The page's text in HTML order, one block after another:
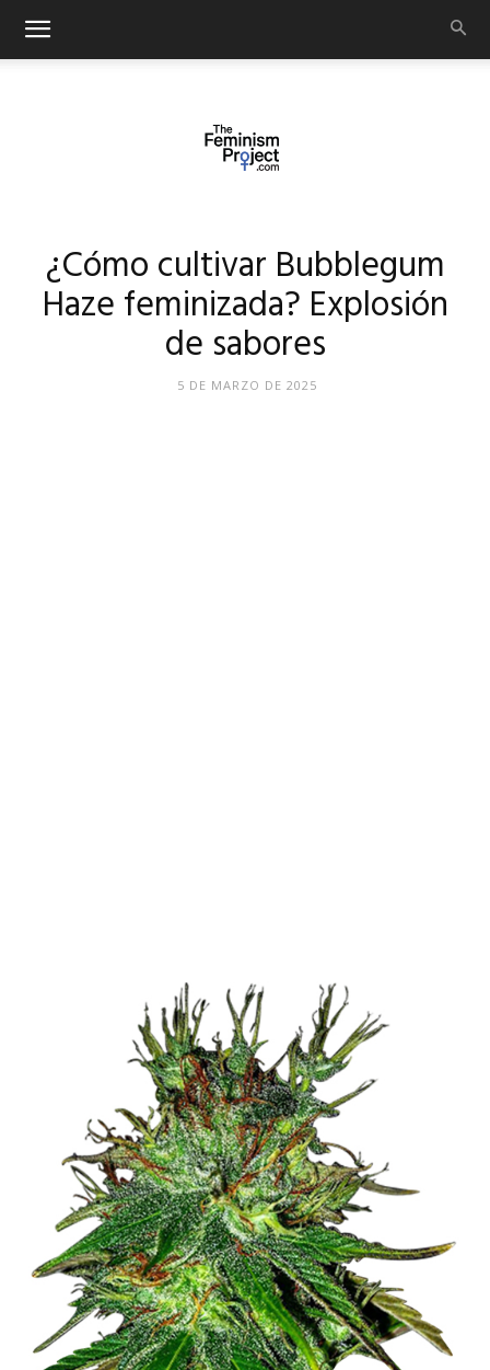
¿Cómo cultivar Bubblegum
Haze feminizada? Explosión
de sabores
5 DE MARZO DE 2025